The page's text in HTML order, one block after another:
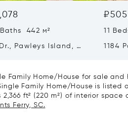
442 м²
Pawleys Island, SC
11
1184
Family Home/House for sale and
Family Home/House is listed
ft² (220 m²) of interior space
Ferry, SC.